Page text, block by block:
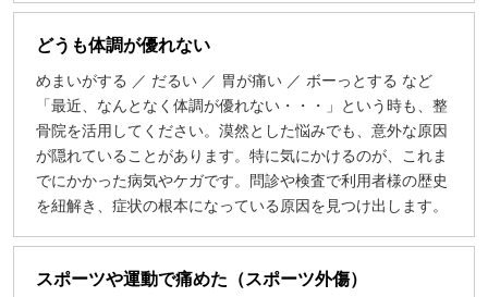
どうも体調が優れない
めまいがする ／ だるい ／ 胃が痛い ／ ボーっとする など
「最近、なんとなく体調が優れない・・・」という時も、整
骨院を活用してください。漠然とした悩みでも、意外な原因
が隠れていることがあります。特に気にかけるのが、これま
でにかかった病気やケガです。問診や検査で利用者様の歴史
を紐解き、症状の根本になっている原因を見つけ出します。
スポーツや運動で痛めた（スポーツ外傷）